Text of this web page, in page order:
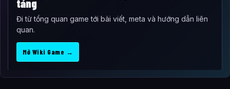
tảng
Đi từ tổng quan game tới bài viết, meta và hướng dẫn liên
quan.
Mở Wiki Game →